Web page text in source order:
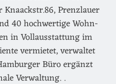
Prenzlauer
40 hochwertige Wohn-
in Vollausstattung im
vermietet, verwaltet
Büro ergänzt
Verwaltung. .